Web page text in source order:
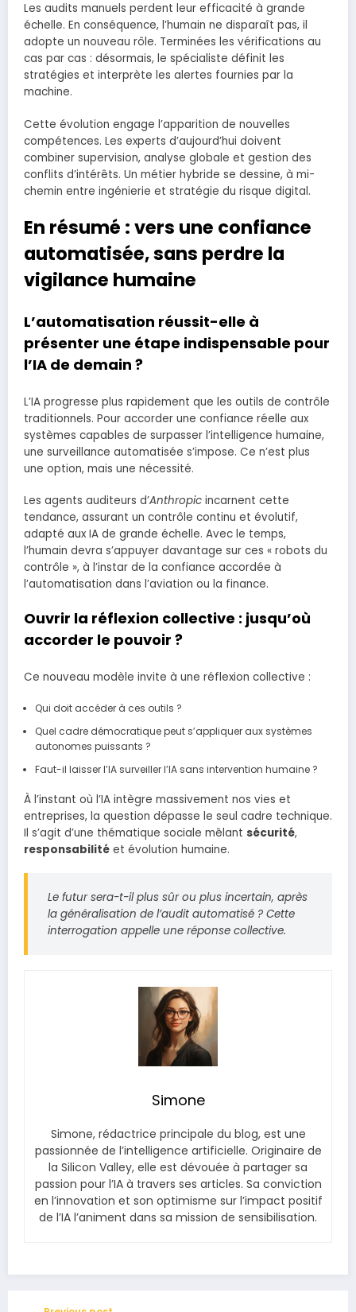
Les audits manuels perdent leur efficacité à grande
échelle. En conséquence, l’humain ne disparaît pas, il
adopte un nouveau rôle. Terminées les vérifications au
cas par cas : désormais, le spécialiste définit les
stratégies et interprète les alertes fournies par la
machine.
Cette évolution engage l’apparition de nouvelles
compétences. Les experts d’aujourd’hui doivent
combiner supervision, analyse globale et gestion des
conflits d’intérêts. Un métier hybride se dessine, à mi-
chemin entre ingénierie et stratégie du risque digital.
En résumé : vers une confiance
automatisée, sans perdre la
vigilance humaine
L’automatisation réussit-elle à
présenter une étape indispensable pour
l’IA de demain ?
L’IA progresse plus rapidement que les outils de contrôle
traditionnels. Pour accorder une confiance réelle aux
systèmes capables de surpasser l’intelligence humaine,
une surveillance automatisée s’impose. Ce n’est plus
une option, mais une nécessité.
Les agents auditeurs d’Anthropic incarnent cette
tendance, assurant un contrôle continu et évolutif,
adapté aux IA de grande échelle. Avec le temps,
l’humain devra s’appuyer davantage sur ces « robots du
contrôle », à l’instar de la confiance accordée à
l’automatisation dans l’aviation ou la finance.
Ouvrir la réflexion collective : jusqu’où
accorder le pouvoir ?
Ce nouveau modèle invite à une réflexion collective :
Qui doit accéder à ces outils ?
Quel cadre démocratique peut s’appliquer aux systèmes
autonomes puissants ?
Faut-il laisser l’IA surveiller l’IA sans intervention humaine ?
À l’instant où l’IA intègre massivement nos vies et
entreprises, la question dépasse le seul cadre technique.
Il s’agit d’une thématique sociale mêlant sécurité,
responsabilité et évolution humaine.
Le futur sera-t-il plus sûr ou plus incertain, après
la généralisation de l’audit automatisé ? Cette
interrogation appelle une réponse collective.
Simone
Simone, rédactrice principale du blog, est une
passionnée de l’intelligence artificielle. Originaire de
la Silicon Valley, elle est dévouée à partager sa
passion pour l’IA à travers ses articles. Sa conviction
en l’innovation et son optimisme sur l’impact positif
de l’IA l’animent dans sa mission de sensibilisation.